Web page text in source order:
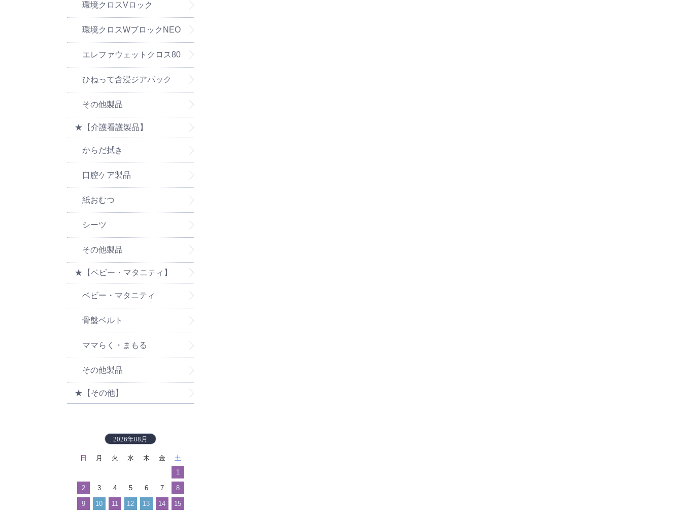
環境クロスVロック
環境クロスWブロックNEO
エレファウェットクロス80
ひねって含浸ジアパック
その他製品
★【介護看護製品】
からだ拭き
口腔ケア製品
紙おむつ
シーツ
その他製品
★【ベビー・マタニティ】
ベビー・マタニティ
骨盤ベルト
ママらく・まもる
その他製品
★【その他】
2026年08月
日 月 火 水 木 金
土
1
2 3 4 5 6 7 8
9 10 11 12 13 14 15